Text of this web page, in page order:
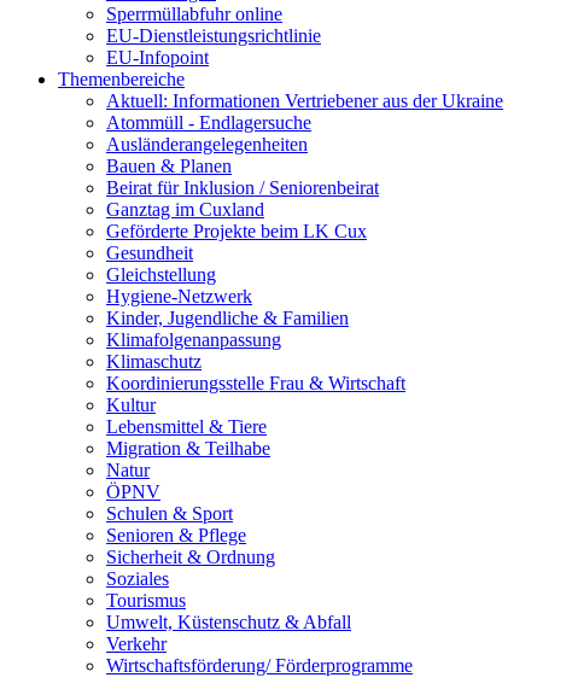
Sperrmüllabfuhr online
EU-Dienstleistungsrichtlinie
EU-Infopoint
Themenbereiche
Aktuell: Informationen Vertriebener aus der Ukraine
Atommüll - Endlagersuche
Ausländerangelegenheiten
Bauen & Planen
Beirat für Inklusion / Seniorenbeirat
Ganztag im Cuxland
Geförderte Projekte beim LK Cux
Gesundheit
Gleichstellung
Hygiene-Netzwerk
Kinder, Jugendliche & Familien
Klimafolgenanpassung
Klimaschutz
Koordinierungsstelle Frau & Wirtschaft
Kultur
Lebensmittel & Tiere
Migration & Teilhabe
Natur
ÖPNV
Schulen & Sport
Senioren & Pflege
Sicherheit & Ordnung
Soziales
Tourismus
Umwelt, Küstenschutz & Abfall
Verkehr
Wirtschaftsförderung/ Förderprogramme